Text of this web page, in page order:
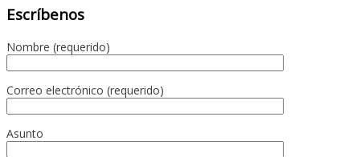
Escríbenos
Nombre (requerido)
Correo electrónico (requerido)
Asunto